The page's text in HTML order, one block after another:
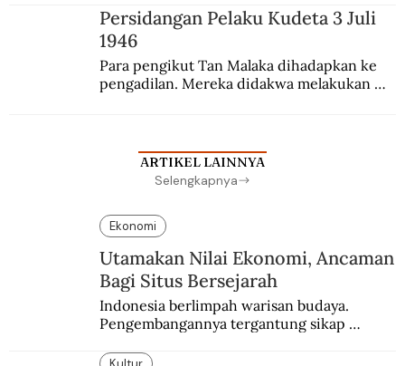
Persidangan Pelaku Kudeta 3 Juli
1946
Para pengikut Tan Malaka dihadapkan ke
pengadilan. Mereka didakwa melakukan
ARTIKEL LAINNYA
Selengkapnya
Ekonomi
Utamakan Nilai Ekonomi, Ancaman
Bagi Situs Bersejarah
Indonesia berlimpah warisan budaya.
Pengembangannya tergantung sikap